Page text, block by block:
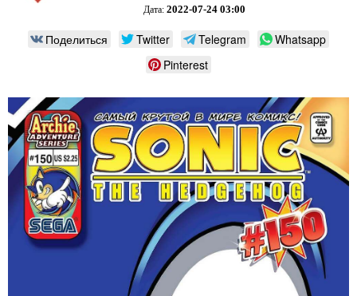
Дата: 2022-07-24 03:00
Поделиться Twitter Telegram
Whatsapp
Pinterest